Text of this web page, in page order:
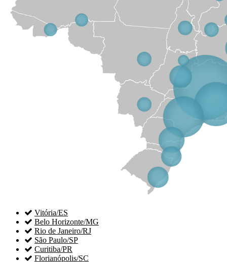
 Vitória/ES
 Belo Horizonte/MG
 Rio de Janeiro/RJ
 São Paulo/SP
 Curitiba/PR
 Florianópolis/SC